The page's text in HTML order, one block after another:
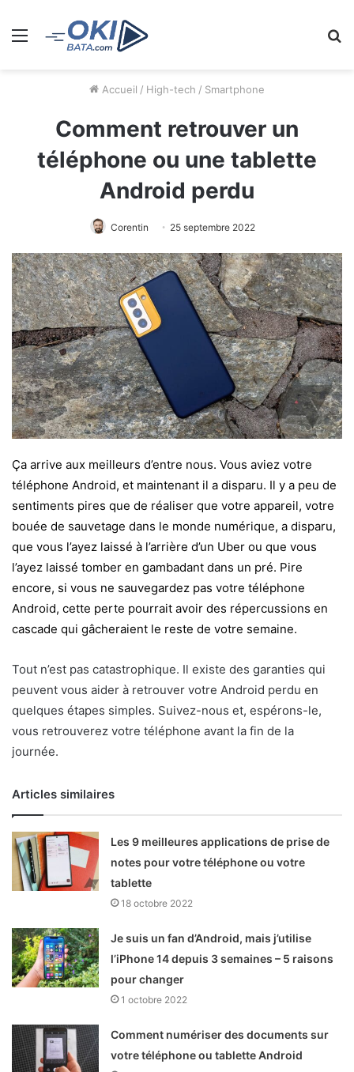
Menu
Accueil / High-tech / Smartphone
Comment retrouver un
téléphone ou une tablette
Android perdu
Corentin 25 septembre 2022
Ça arrive aux meilleurs d’entre nous. Vous aviez votre
téléphone Android, et maintenant il a disparu. Il y a peu de
sentiments pires que de réaliser que votre appareil, votre
bouée de sauvetage dans le monde numérique, a disparu,
que vous l’ayez laissé à l’arrière d’un Uber ou que vous
l’ayez laissé tomber en gambadant dans un pré. Pire
encore, si vous ne sauvegardez pas votre téléphone
Android, cette perte pourrait avoir des répercussions en
cascade qui gâcheraient le reste de votre semaine.
Tout n’est pas catastrophique. Il existe des garanties qui
peuvent vous aider à retrouver votre Android perdu en
quelques étapes simples. Suivez-nous et, espérons-le,
vous retrouverez votre téléphone avant la fin de la
journée.
Articles similaires
Les 9 meilleures applications de prise de
notes pour votre téléphone ou votre
tablette
18 octobre 2022
Je suis un fan d’Android, mais j’utilise
l’iPhone 14 depuis 3 semaines – 5 raisons
pour changer
1 octobre 2022
Comment numériser des documents sur
votre téléphone ou tablette Android